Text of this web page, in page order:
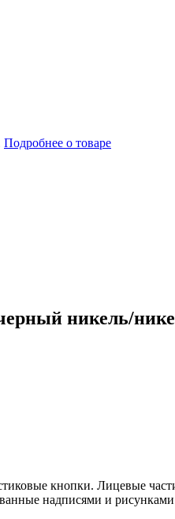
Подробнее о товаре
никель/
кнопки. Лицевые
надписями и